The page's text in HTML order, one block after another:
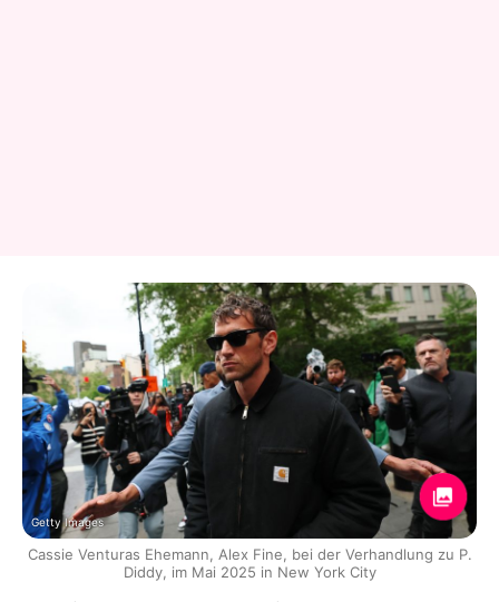
Getty Images
Cassie Venturas Ehemann, Alex Fine, bei der Verhandlung zu P.
Diddy, im Mai 2025 in New York City